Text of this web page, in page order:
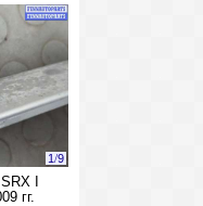
1/9
I
гг.